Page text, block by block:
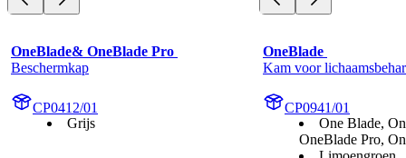
OneBlade& OneBlade Pro
Beschermkap
CP0412/01
Grijs
OneBlade
Kam voor
CP0941/01
One Blade,
OneBlade Pro,